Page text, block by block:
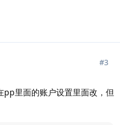
#3
pp里面的账户设置里面改，但